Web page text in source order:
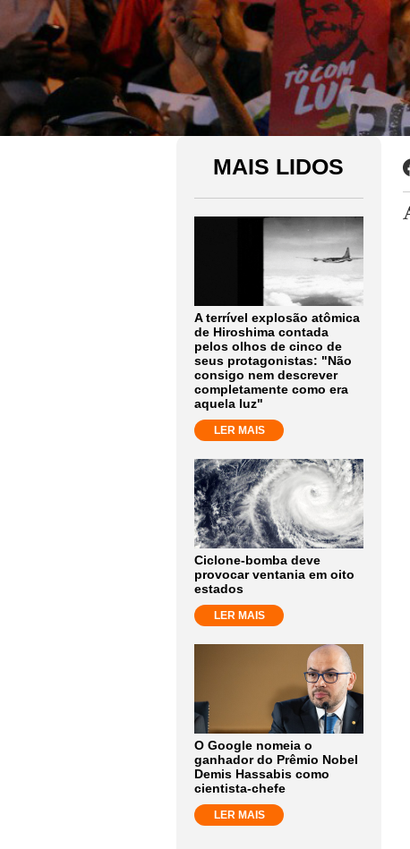
MAIS LIDOS
A terrível explosão atômica
de Hiroshima contada
pelos olhos de cinco de
seus protagonistas: "Não
consigo nem descrever
completamente como era
aquela luz"
LER MAIS
Ciclone-bomba deve
provocar ventania em oito
estados
LER MAIS
O Google nomeia o
ganhador do Prêmio Nobel
Demis Hassabis como
cientista-chefe
LER MAIS